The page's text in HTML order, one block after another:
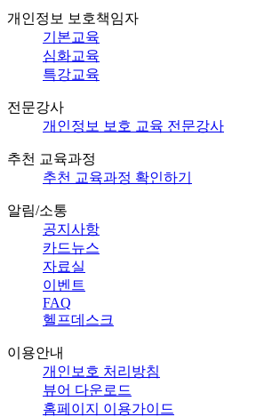
개인정보 보호책임자
기본교육
심화교육
특강교육
전문강사
개인정보 보호 교육 전문강사
추천 교육과정
추천 교육과정 확인하기
알림/소통
공지사항
카드뉴스
자료실
이벤트
FAQ
헬프데스크
이용안내
개인보호 처리방침
뷰어 다운로드
홈페이지 이용가이드